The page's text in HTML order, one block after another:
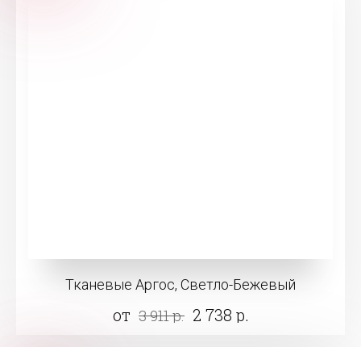
Тканевые Аргос, Светло-Бежевый
от 3 911 р. 2 738 р.